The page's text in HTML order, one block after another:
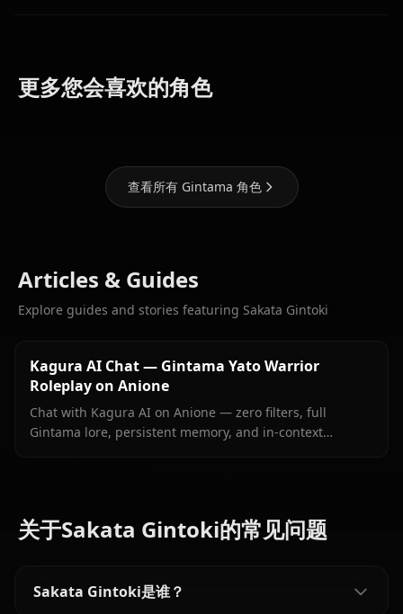
更多您会喜欢的角色
(Bungou
查看所有 Gintama 角色
Articles & Guides
Explore guides and stories featuring Sakata Gintoki
Kagura AI Chat — Gintama Yato Warrior
Roleplay on Anione
Chat with Kagura AI on Anione — zero filters, full
Gintama lore, persistent memory, and in-context
关于Sakata Gintoki的常见问题
Sakata Gintoki是谁？